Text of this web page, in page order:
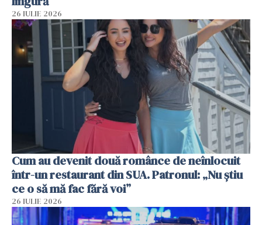
26 IULIE 2026
Cum au devenit două românce de neînlocuit
într-un restaurant din SUA. Patronul: „Nu știu
ce o să mă fac fără voi”
26 IULIE 2026